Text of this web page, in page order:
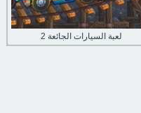
لعبة السيارات الجائعة 2